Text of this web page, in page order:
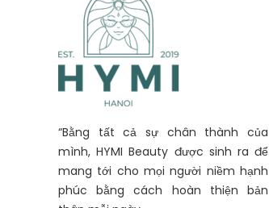
“Bằng tất cả sự chân thành của
mình, HYMI Beauty được sinh ra để
mang tới cho mọi người niềm hạnh
phúc bằng cách hoàn thiện bản